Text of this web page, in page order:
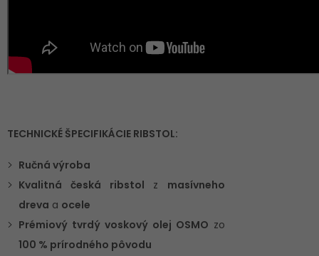
TECHNICKÉ ŠPECIFIKÁCIE RIBSTOL:
Ručná výroba
Kvalitná česká ribstol z masívneho
dreva a ocele
Prémiový tvrdý voskový olej OSMO zo
100 % prírodného pôvodu